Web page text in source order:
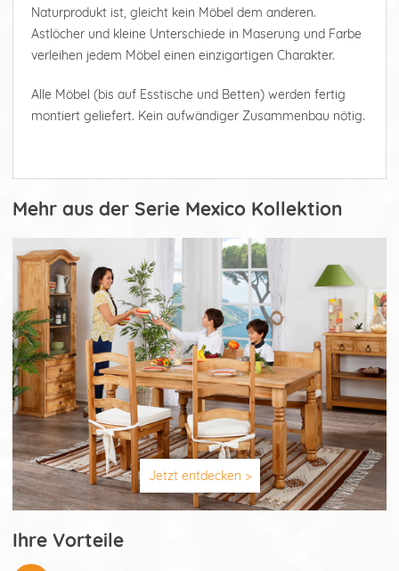
Naturprodukt ist, gleicht kein Möbel dem anderen.
Astlöcher und kleine Unterschiede in Maserung und Farbe
verleihen jedem Möbel einen einzigartigen Charakter.
Alle Möbel (bis auf Esstische und Betten) werden fertig
montiert geliefert. Kein aufwändiger Zusammenbau nötig.
Mehr aus der Serie Mexico Kollektion
Jetzt entdecken >
Ihre Vorteile